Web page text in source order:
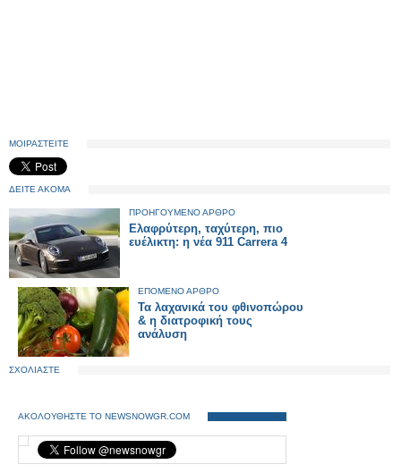
ΜΟΙΡΑΣΤΕΙΤΕ
ΔΕΙΤΕ ΑΚΟΜΑ
ΠΡΟΗΓΟΥΜΕΝΟ ΑΡΘΡΟ
Ελαφρύτερη, ταχύτερη, πιο
ευέλικτη: η νέα 911 Carrera 4
ΕΠΟΜΕΝΟ ΑΡΘΡΟ
Τα λαχανικά του φθινοπώρου
& η διατροφική τους
ανάλυση
ΣΧΟΛΙΑΣΤΕ
ΑΚΟΛΟΥΘΗΣΤΕ ΤΟ NEWSNOWGR.COM